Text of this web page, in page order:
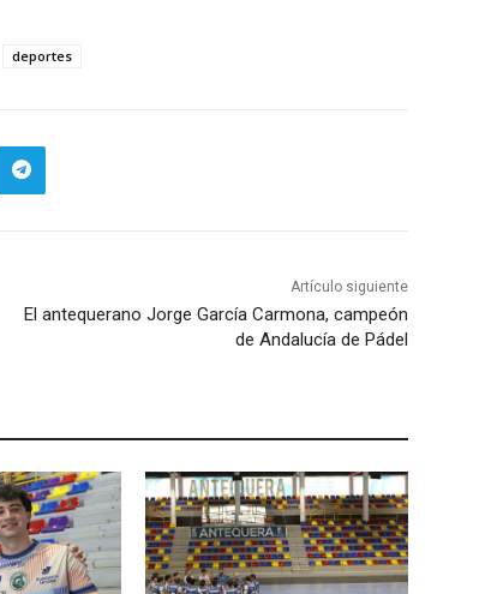
deportes
Artículo siguiente
El antequerano Jorge García Carmona, campeón
de Andalucía de Pádel